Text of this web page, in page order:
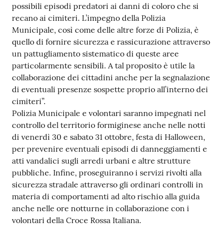
possibili episodi predatori ai danni di coloro che si
recano ai cimiteri. L’impegno della Polizia
Municipale, così come delle altre forze di Polizia, è
quello di fornire sicurezza e rassicurazione attraverso
un pattugliamento sistematico di queste aree
particolarmente sensibili. A tal proposito è utile la
collaborazione dei cittadini anche per la segnalazione
di eventuali presenze sospette proprio all’interno dei
cimiteri”.
Polizia Municipale e volontari saranno impegnati nel
controllo del territorio formiginese anche nelle notti
di venerdì 30 e sabato 31 ottobre, festa di Halloween,
per prevenire eventuali episodi di danneggiamenti e
atti vandalici sugli arredi urbani e altre strutture
pubbliche. Infine, proseguiranno i servizi rivolti alla
sicurezza stradale attraverso gli ordinari controlli in
materia di comportamenti ad alto rischio alla guida
anche nelle ore notturne in collaborazione con i
volontari della Croce Rossa Italiana.